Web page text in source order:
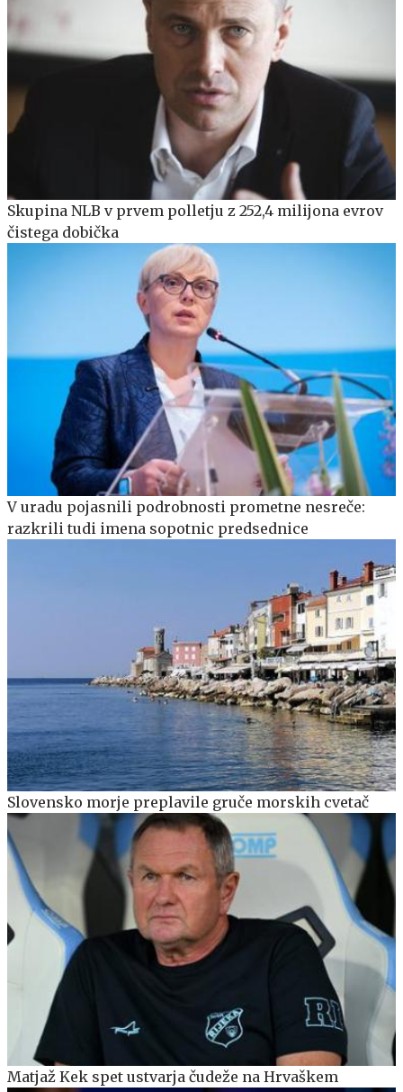
Skupina NLB v prvem polletju z 252,4 milijona evrov
čistega dobička
V uradu pojasnili podrobnosti prometne nesreče:
razkrili tudi imena sopotnic predsednice
Slovensko morje preplavile gruče morskih cvetač
Matjaž Kek spet ustvarja čudeže na Hrvaškem